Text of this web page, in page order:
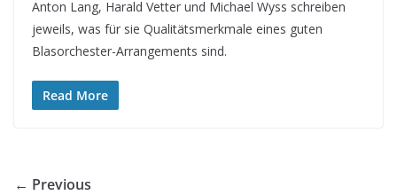
Anton Lang, Harald Vetter und Michael Wyss schreiben
jeweils, was für sie Qualitätsmerkmale eines guten
Blasorchester-Arrangements sind.
Read More
← Previous